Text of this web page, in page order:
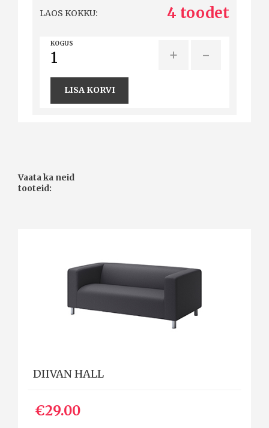
LAOS KOKKU: 4 toodet
KOGUS
+ -
LISA KORVI
Vaata ka neid
tooteid:
DIIVAN HALL
€29.00